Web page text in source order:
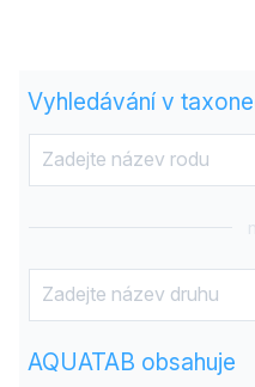
Vyhledávání v
AQUATAB obsahuje